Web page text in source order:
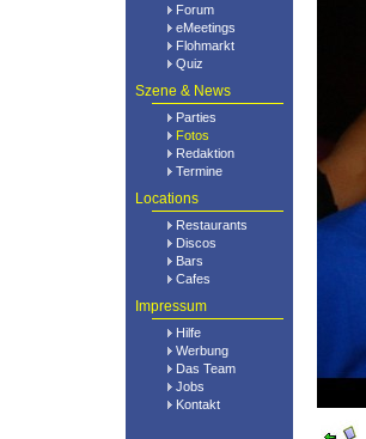
Forum
eMeetings
Flohmarkt
Quiz
Szene & News
Parties
Fotos
Redaktion
Termine
Locations
Restaurants
Discos
Bars
Cafes
Impressum
Hilfe
Werbung
Das Team
Jobs
Kontakt